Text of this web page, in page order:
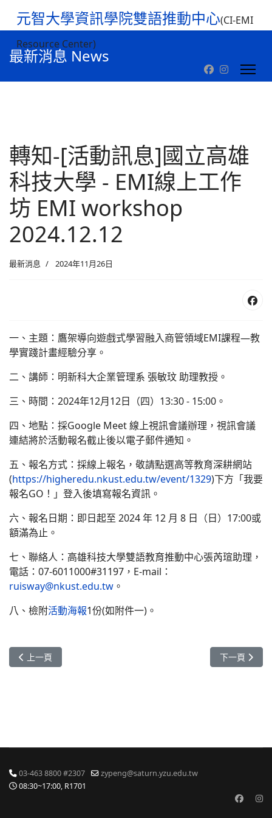
元智大學資訊學院雙語推動中心(CI-EMI
Resource Center)
最新消息 News
轉知-[活動訊息]國立高雄
科技大學 - EMI線上工作
坊 EMI workshop
2024.12.12
最新消息 2024年11月26日
一、主題：鷹架導向遊戲式學習融入商管領域EMI課程—教
學實踐計畫經驗分享。
二、講師：明新科大企業管理系 張敏玟 助理教授。
三、時間：2024年12月12日（四）13:30 - 15:00。
四、地點：採Google Meet 線上視訊會議辦理，視訊會議
連結將於活動報名截止後以電子郵件通知。
五、報名方式：採線上報名，敬請點選高等教育深耕網站
(https://higheredu.nkust.edu.tw/event/1329)下方「我要
報名GO！」登入後填寫報名資訊。
六、報名日期：即日起至 2024 年 12 月 8 日（日）17:00或
額滿為止。
七、聯絡人：高雄科技大學雙語教育推動中心張芮瑄助理，
電話：07-6011000#31197，E-mail：
ruisway@nkust.edu.tw 。
八、檢附活動海報1份(如附件一)。
上一篇文章: 轉知-[活動訊息]國立臺灣大學 - EMI Spotlight教師工
上一頁 下一篇文章:
下一頁
03-463 8800 #2307
zypeng@saturn.yzu.edu.tw
08:30~17:00, R1701